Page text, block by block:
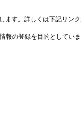
ます。詳しくは下記リン
の登録を目的としていま